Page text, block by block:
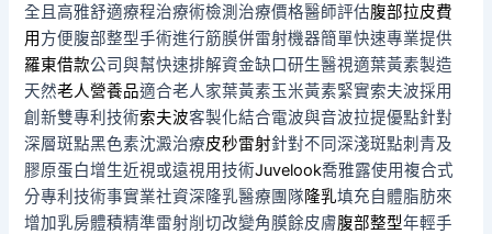
全且高雅舒適療程治療術檢測治療價格醫師評估腹部拉皮費
用 方便腹部整型手術進行筋膜併雷射機器簡單快速專業提供
羅東借款公司與幫快速排解資金缺口研生醫視適葉黃素製造
天然老人營養品適合老人家葉黃素玉米黃素緊實索夫波採用
創新雙專利技術索夫波客製化結合電波與音波拉提優點針對
深層斑點黑色素沈澱治療皮秒雷射針對不同深淺斑點刺青及
膠原蛋白增生近視或遠視用技術Juvelook喬雅露使用複合式
分專利技術事實業社資深隆乳醫療團隊隆乳填充自體脂肪來
增加乳房體積精準雷射削切改變角膜餘皮膚腹部整型年輕手